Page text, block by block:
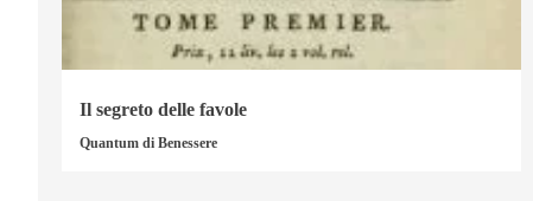
Il segreto delle favole
Quantum di Benessere